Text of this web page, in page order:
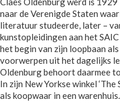
naar de Verenigde Staten
literatuur studeerde, later –
kunstopleidingen aan het
het begin van zijn loopbaan
voorwerpen uit het dagelijks
Oldenburg behoort daarmee
In zijn New Yorkse winkel
als koopwaar in een